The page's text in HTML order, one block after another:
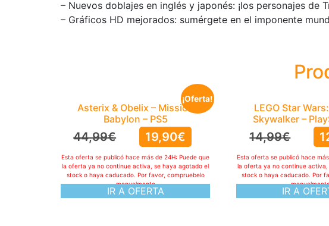
– Nuevos doblajes en inglés y japonés: ¡los personajes
– Gráficos HD mejorados: sumérgete en el imponente
¡Oferta!
Asterix & Obelix – Mission
Babylon – PS5
44,99€ 19,90€
IR A OFERTA
Esta oferta se publicó hace más de 24H: Puede que
la oferta ya no continue activa, se haya agotado el
stock o haya caducado. Por favor, compruebelo
manualmente
LEGO Star Wars:
Skywalker –
14,99€
IR A
Esta oferta se publicó hace
la oferta ya no continue
stock o haya caducado. Por